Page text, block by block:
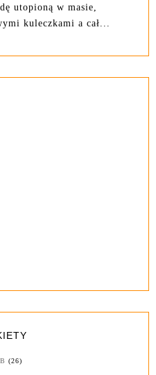
utopioną w masie,
kuleczkami a cał...
(26)